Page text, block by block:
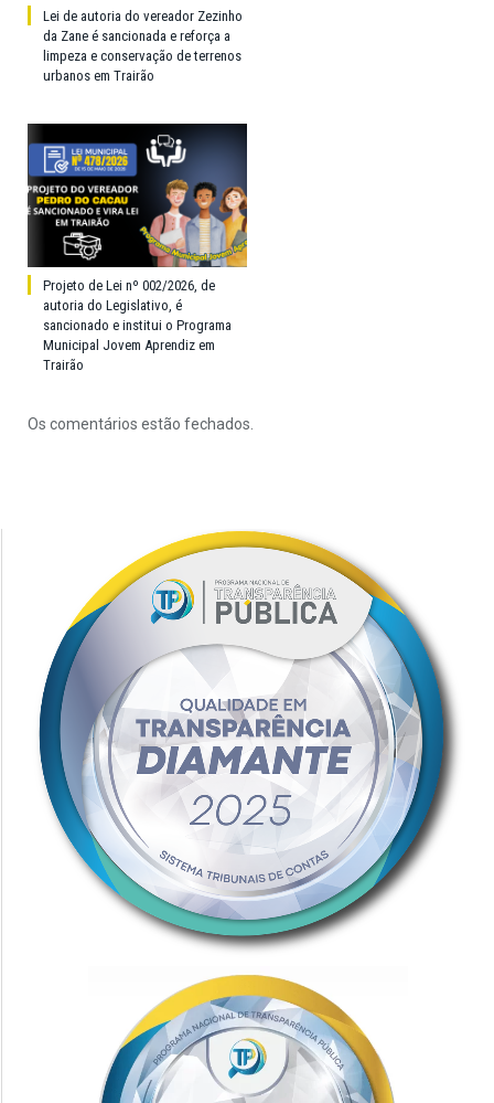
Lei de autoria do vereador Zezinho
da Zane é sancionada e reforça a
limpeza e conservação de terrenos
urbanos em Trairão
Projeto de Lei nº 002/2026, de
autoria do Legislativo, é
sancionado e institui o Programa
Municipal Jovem Aprendiz em
Trairão
Os comentários estão fechados.